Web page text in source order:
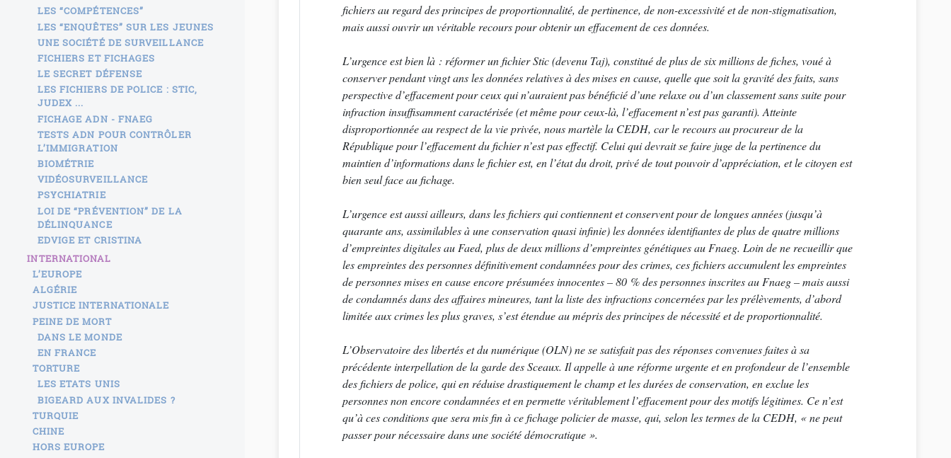
fichiers au regard des principes de proportionnalité, de pertinence, de non-excessivité et de non-stigmatisation,
mais aussi ouvrir un véritable recours pour obtenir un effacement de ces données.
L’urgence est bien là : réformer un fichier Stic (devenu Taj), constitué de plus de six millions de fiches, voué à
conserver pendant vingt ans les données relatives à des mises en cause, quelle que soit la gravité des faits, sans
perspective d’effacement pour ceux qui n’auraient pas bénéficié d’une relaxe ou d’un classement sans suite pour
infraction insuffisamment caractérisée (et même pour ceux-là, l’effacement n’est pas garanti). Atteinte
disproportionnée au respect de la vie privée, nous martèle la CEDH, car le recours au procureur de la
République pour l’effacement du fichier n’est pas effectif. Celui qui devrait se faire juge de la pertinence du
maintien d’informations dans le fichier est, en l’état du droit, privé de tout pouvoir d’appréciation, et le citoyen est
bien seul face au fichage.
L’urgence est aussi ailleurs, dans les fichiers qui contiennent et conservent pour de longues années (jusqu’à
quarante ans, assimilables à une conservation quasi infinie) les données identifiantes de plus de quatre millions
d’empreintes digitales au Faed, plus de deux millions d’empreintes génétiques au Fnaeg. Loin de ne recueillir que
les empreintes des personnes définitivement condamnées pour des crimes, ces fichiers accumulent les empreintes
de personnes mises en cause encore présumées innocentes – 80 % des personnes inscrites au Fnaeg – mais aussi
de condamnés dans des affaires mineures, tant la liste des infractions concernées par les prélèvements, d’abord
limitée aux crimes les plus graves, s’est étendue au mépris des principes de nécessité et de proportionnalité.
L’Observatoire des libertés et du numérique (OLN) ne se satisfait pas des réponses convenues faites à sa
précédente interpellation de la garde des Sceaux. Il appelle à une réforme urgente et en profondeur de l’ensemble
des fichiers de police, qui en réduise drastiquement le champ et les durées de conservation, en exclue les
personnes non encore condamnées et en permette véritablement l’effacement pour des motifs légitimes. Ce n’est
qu’à ces conditions que sera mis fin à ce fichage policier de masse, qui, selon les termes de la CEDH, « ne peut
passer pour nécessaire dans une société démocratique ».
LES “COMPÉTENCES”
LES “ENQUÊTES” SUR LES JEUNES
UNE SOCIÉTÉ DE SURVEILLANCE
FICHIERS ET FICHAGES
LE SECRET DÉFENSE
LES FICHIERS DE POLICE : STIC,
JUDEX ...
FICHAGE ADN - FNAEG
TESTS ADN POUR CONTRÔLER
L’IMMIGRATION
BIOMÉTRIE
VIDÉOSURVEILLANCE
PSYCHIATRIE
LOI DE “PRÉVENTION” DE LA
DÉLINQUANCE
EDVIGE ET CRISTINA
INTERNATIONAL
L’EUROPE
ALGÉRIE
JUSTICE INTERNATIONALE
PEINE DE MORT
DANS LE MONDE
EN FRANCE
TORTURE
LES ETATS UNIS
BIGEARD AUX INVALIDES ?
TURQUIE
CHINE
HORS EUROPE